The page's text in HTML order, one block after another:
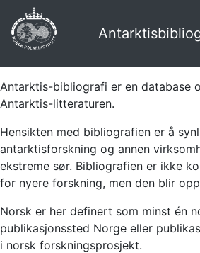
Antarktis-bibliografi er en database
Antarktis-litteraturen.
Hensikten med bibliografien er å
antarktisforskning og annen
ekstreme sør. Bibliografien er ikke
for nyere forskning, men den blir
Norsk er her definert som minst én
publikasjonssted Norge eller
i norsk forskningsprosjekt.